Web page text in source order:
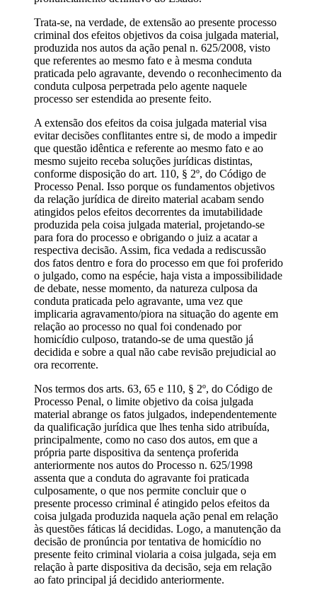
Trata-se, na verdade, de extensão ao presente processo
criminal dos efeitos objetivos da coisa julgada material,
produzida nos autos da ação penal n. 625/2008, visto
que referentes ao mesmo fato e à mesma conduta
praticada pelo agravante, devendo o reconhecimento da
conduta culposa perpetrada pelo agente naquele
processo ser estendida ao presente feito.
A extensão dos efeitos da coisa julgada material visa
evitar decisões conflitantes entre si, de modo a impedir
que questão idêntica e referente ao mesmo fato e ao
mesmo sujeito receba soluções jurídicas distintas,
conforme disposição do art. 110, § 2º, do Código de
Processo Penal. Isso porque os fundamentos objetivos
da relação jurídica de direito material acabam sendo
atingidos pelos efeitos decorrentes da imutabilidade
produzida pela coisa julgada material, projetando-se
para fora do processo e obrigando o juiz a acatar a
respectiva decisão. Assim, fica vedada a rediscussão
dos fatos dentro e fora do processo em que foi proferido
o julgado, como na espécie, haja vista a impossibilidade
de debate, nesse momento, da natureza culposa da
conduta praticada pelo agravante, uma vez que
implicaria agravamento/piora na situação do agente em
relação ao processo no qual foi condenado por
homicídio culposo, tratando-se de uma questão já
decidida e sobre a qual não cabe revisão prejudicial ao
ora recorrente.
Nos termos dos arts. 63, 65 e 110, § 2º, do Código de
Processo Penal, o limite objetivo da coisa julgada
material abrange os fatos julgados, independentemente
da qualificação jurídica que lhes tenha sido atribuída,
principalmente, como no caso dos autos, em que a
própria parte dispositiva da sentença proferida
anteriormente nos autos do Processo n. 625/1998
assenta que a conduta do agravante foi praticada
culposamente, o que nos permite concluir que o
presente processo criminal é atingido pelos efeitos da
coisa julgada produzida naquela ação penal em relação
às questões fáticas lá decididas. Logo, a manutenção da
decisão de pronúncia por tentativa de homicídio no
presente feito criminal violaria a coisa julgada, seja em
relação à parte dispositiva da decisão, seja em relação
ao fato principal já decidido anteriormente.